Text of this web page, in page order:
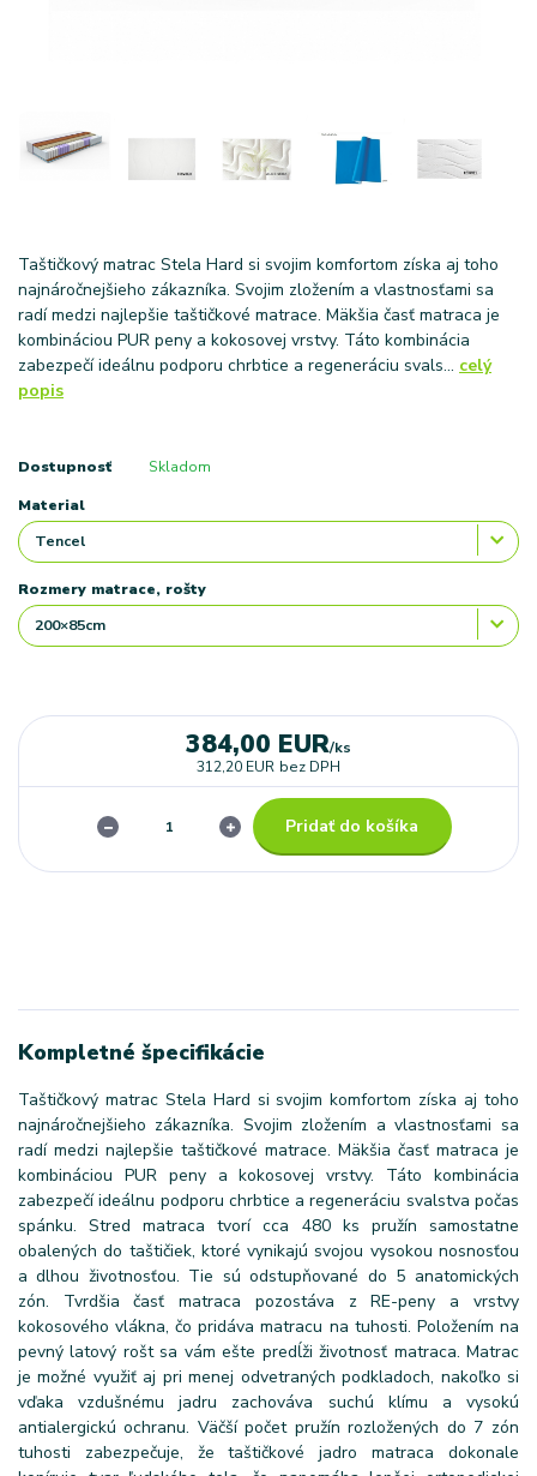
Taštičkový matrac Stela Hard si svojim komfortom získa aj toho
najnáročnejšieho zákazníka. Svojim zložením a vlastnosťami sa
radí medzi najlepšie taštičkové matrace. Mäkšia časť matraca je
kombináciou PUR peny a kokosovej vrstvy. Táto kombinácia
zabezpečí ideálnu podporu chrbtice a regeneráciu svals... celý
popis
Dostupnosť Skladom
Material
Rozmery matrace, rošty
384,00 EUR/ks
312,20 EUR bez DPH
Pridať do košíka
Kompletné špecifikácie
Taštičkový matrac Stela Hard si svojim komfortom získa aj toho
najnáročnejšieho zákazníka. Svojim zložením a vlastnosťami sa
radí medzi najlepšie taštičkové matrace. Mäkšia časť matraca je
kombináciou PUR peny a kokosovej vrstvy. Táto kombinácia
zabezpečí ideálnu podporu chrbtice a regeneráciu svalstva počas
spánku. Stred matraca tvorí cca 480 ks pružín samostatne
obalených do taštičiek, ktoré vynikajú svojou vysokou nosnosťou
a dlhou životnosťou. Tie sú odstupňované do 5 anatomických
zón. Tvrdšia časť matraca pozostáva z RE-peny a vrstvy
kokosového vlákna, čo pridáva matracu na tuhosti. Položením na
pevný latový rošt sa vám ešte predĺži životnosť matraca. Matrac
je možné využiť aj pri menej odvetraných podkladoch, nakoľko si
vďaka vzdušnému jadru zachováva suchú klímu a vysokú
antialergickú ochranu. Väčší počet pružín rozložených do 7 zón
tuhosti zabezpečuje, že taštičkové jadro matraca dokonale